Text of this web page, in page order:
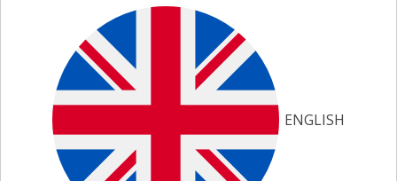
ENGLISH